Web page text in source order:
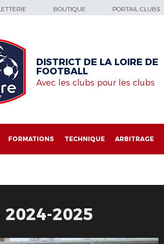
BOUTIQUE PORTAIL CLUBS
DISTRICT DE LA LOIRE DE
FOOTBALL
Avec les clubs pour les clubs
FORMATIONS TECHNIQUE ARBITRAGE
2024-2025